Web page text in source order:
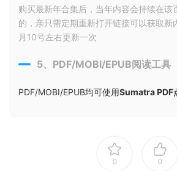
购买最新年合集后，当年内容会持续在该
的，亲只需定期重新打开链接可以获取新
月10号左右更新一次
5、PDF/MOBI/EPUB阅读工具
PDF/MOBI/EPUB均可使用Sumatra PDF
0 0